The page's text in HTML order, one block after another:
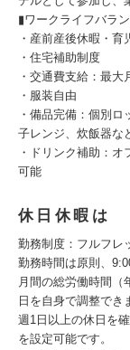
▮ワークライフバラ
・産前産後休暇・育
・住宅補助制度
・交通費支給：最大
・服装自由
・備品完備：個別
子レンジ、炊飯器な
・ドリンク補助：
可能
休日休暇は
勤務制度：フルフレ
勤務時間は原則、
月間の総労働時間（
日を自身で調整でき
週1日以上の休日を
を設定可能です。